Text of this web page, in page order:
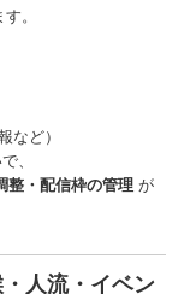
。
など）
、
整・配信枠の管理 が
人流・イベン